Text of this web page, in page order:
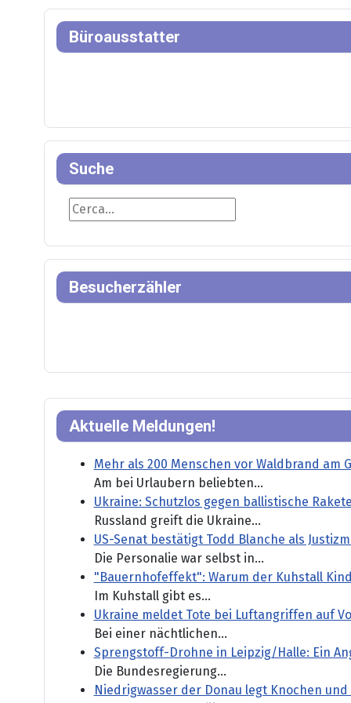
Aktuelle Meldungen!
Mehr als 200 Menschen vor Waldbrand am
Am bei Urlaubern beliebten...
Ukraine: Schutzlos gegen ballistische
Russland greift die Ukraine...
US-Senat bestätigt Todd Blanche als
Die Personalie war selbst in...
"Bauernhofeffekt": Warum der Kuhstall
Im Kuhstall gibt es...
Ukraine meldet Tote bei Luftangriffen auf
Bei einer nächtlichen...
Sprengstoff-Drohne in Leipzig/Halle: Ein
Die Bundesregierung...
Niedrigwasser der Donau legt Knochen und
Büroausstatter
Suche
Suche
Besucherzähler